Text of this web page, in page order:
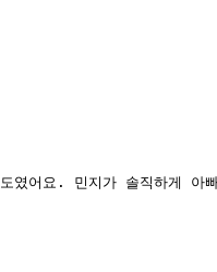
였어요. 민지가 솔직하게